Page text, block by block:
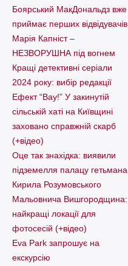
Боярський МакДональдз вже
приймає перших відвідувачів
Марія Капніст –
НЕЗВОРУШНА під вогнем
Кращі детективні серіали
2024 року: вибір редакції
Ефект “Вау!” У закинутій
сільській хаті на Київщині
заховано справжній скарб
(+відео)
Оце так знахідка: виявили
підземелля палацу гетьмана
Кирила Розумовського
Мальовнича Вишгородщина:
найкращі локації для
фотосесій (+відео)
Eva Park запрошує на
екскурсію